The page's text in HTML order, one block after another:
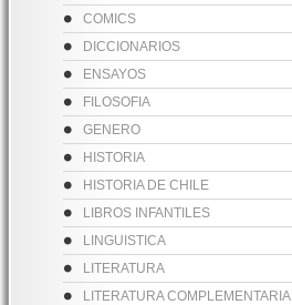
COMICS
DICCIONARIOS
ENSAYOS
FILOSOFIA
GENERO
HISTORIA
HISTORIA DE CHILE
LIBROS INFANTILES
LINGUISTICA
LITERATURA
LITERATURA COMPLEMENTARIA